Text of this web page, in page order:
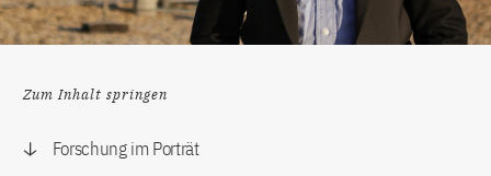
Zum Inhalt springen
Forschung im Porträt